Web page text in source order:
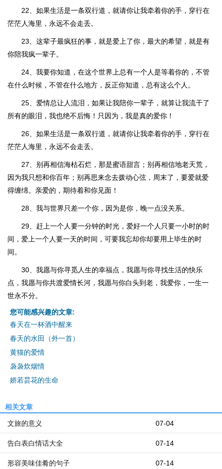
22、如果生活是一条双行道，就请你让我牵着你的手，穿行在
茫茫人海里，永远不会走丢。
23、这辈子最疯狂的事，就是爱上了你，最大的希望，就是有
你陪我疯一辈子。
24、我要你知道，在这个世界上总有一个人是等着你的，不管
在什么时候，不管在什么地方，反正你知道，总有这么个人。
25、爱情总让人流泪，如果让我陪你一辈子，就算让我流干了
所有的眼泪，我也绝不后悔！只因为，我是真的爱你！
26、如果生活是一条双行道，就请你让我牵着你的手，穿行在
茫茫人海里，永远不会走丢。
27、别再相信海枯石烂，那是蜜语甜言；别再相信地老天荒，
因为我只想和你百年；别再思来念去拨动心弦，周末了，要爱就爱
得缠绵。亲爱的，期待着和你见面！
28、我与世界只差一个你，因为是你，晚一点没关系。
29、赶上一个人要一分钟的时光，爱好一个人只要一小时的时
间，爱上一个人要一天的时间，可要我忘却你却要用上毕生的时
间。
30、我愿与你寻觅人生的幸福点，我愿与你寻找生活的快乐
点，我愿与你共渡爱情长河，我愿与你白头到老，我爱你，一生一
世永不分。
您可能感兴趣的文章:
春天在一杯酒中醒来
春天的水田（外一首）
黄猫的爱情
袅袅炊烟情
娇若昙花的生命
相关文章
07-04
文旅的意义
07-14
告白表白情话大全
07-14
形容美味佳肴的句子